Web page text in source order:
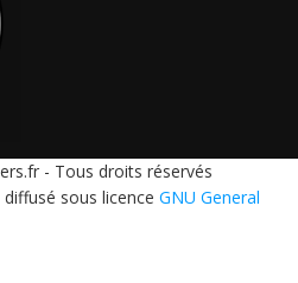
- Tous droits réservés
sous licence GNU General